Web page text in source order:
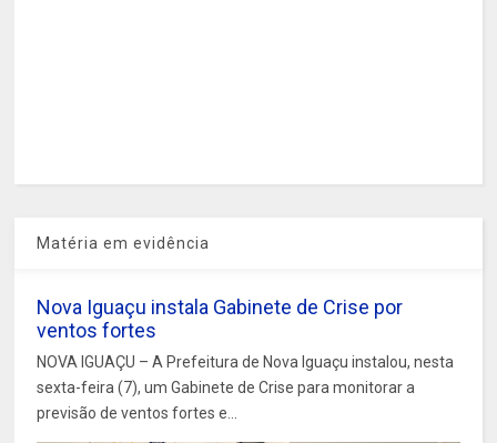
Matéria em evidência
Nova Iguaçu instala Gabinete de Crise por
ventos fortes
NOVA IGUAÇU – A Prefeitura de Nova Iguaçu instalou, nesta
sexta-feira (7), um Gabinete de Crise para monitorar a
previsão de ventos fortes e...